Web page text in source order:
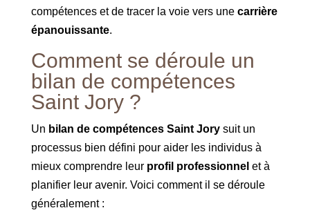
compétences et de tracer la voie vers une carrière
épanouissante.
Comment se déroule un
bilan de compétences
Saint Jory ?
Un bilan de compétences Saint Jorysuit un
processus bien défini pour aider les individus à
mieux comprendre leur profil professionnel et à
planifier leur avenir. Voici comment il se déroule
généralement :